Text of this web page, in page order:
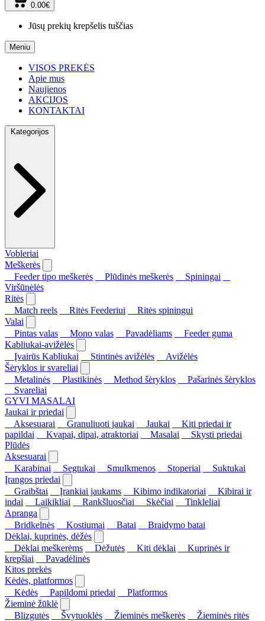
0.00€
Jūsų prekių krepšelis tuščias
Meniu
VISOS PREKĖS
Apie mus
Naujienos
AKCIJOS
KONTAKTAI
Kategorijos
Vobleriai
Meškerės
Feeder tipo meškerės
Plūdinės meškerės
Spiningai
Viršūnėlės
Ritės
Match reels
Ritės Feederiui
Ritės spiningui
Valai
Pintas valas
Mono valas Pavadėliams
Feeder guma
Kabliukai-avižėlės
Įvairūs Kabliukai
Stintinės avižėlės
Avižėlės
Šėryklos ir svareliai
Metalinės
Plastikinės Method šėryklos
Pašarinės šėryklos
Svareliai
GYVI MASALAI
Jaukai ir priedai
Aksesuarai
Granuliuoti jaukai Jaukai
Kiti priedai ir
papildai
Kvapai, dipai, atraktoriai Masalai
Skysti priedai
Plūdės
Aksesuarai
Karabinai
Segtukai Smulkmenos Stoperiai
Suktukai
Įrangos priedai
Graibštai
Įrankiai jaukams Kibimo indikatoriai
Kibirai ir
indai
Laikikliai Rankšluosčiai Skėčiai
Tinkleliai
Apranga
Bridkelnės
Kostiumai Batai
Braidymo batai
Dėklai, kuprinės, dėžės
Dėklai meškerėms
Dėžutės Kiti dėklai
Kuprinės ir
krepšiai
Pavadėlinės
Kitos prekės
Kėdės, platformos
Kėdės
Papildomi priedai
Platformos
Žieminė žūklė
Blizgutės
Švytuoklės Žieminės meškerės
Žieminės ritės